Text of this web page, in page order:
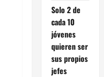
Solo 2 de
cada 10
jóvenes
quieren ser
sus propios
jefes